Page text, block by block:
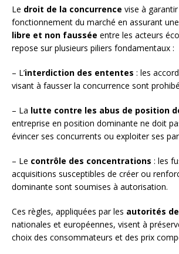
Le droit de la concurrence vise à
fonctionnement du marché en assurant une
libre et non faussée entre les acteurs
repose sur plusieurs piliers fondamentaux :
– L’interdiction des ententes : les
visant à fausser la concurrence sont
– La lutte contre les abus de position
entreprise en position dominante ne doit
évincer ses concurrents ou exploiter ses
– Le contrôle des concentrations : les
acquisitions susceptibles de créer ou
dominante sont soumises à autorisation.
Ces règles, appliquées par les autorités
nationales et européennes, visent à
choix des consommateurs et des prix